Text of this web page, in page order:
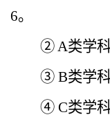
6。
② A类学科
③ B类学科
④ C类学科